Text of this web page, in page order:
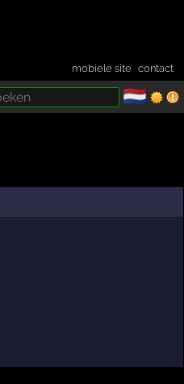
mobiele site ·contact
🇳🇱